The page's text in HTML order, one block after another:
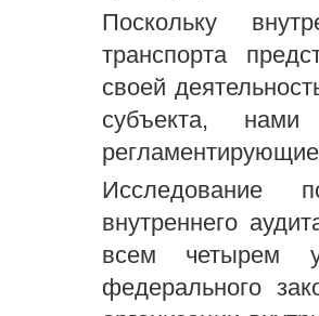
Поскольку
транспорта
своей
субъекта, нами
Исследование
внутреннего
всем четырем
федерального